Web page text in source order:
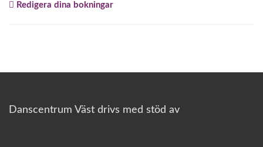
Redigera dina bokningar
Danscentrum Väst drivs med stöd av